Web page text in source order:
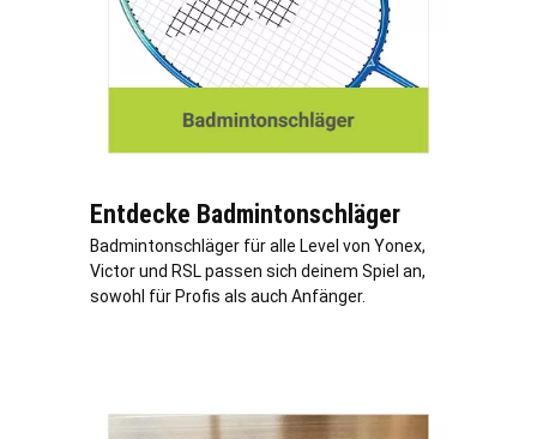
Entdecke Badmintonschläger
Badmintonschläger für alle Level von Yonex,
Victor und RSL passen sich deinem Spiel an,
sowohl für Profis als auch Anfänger.